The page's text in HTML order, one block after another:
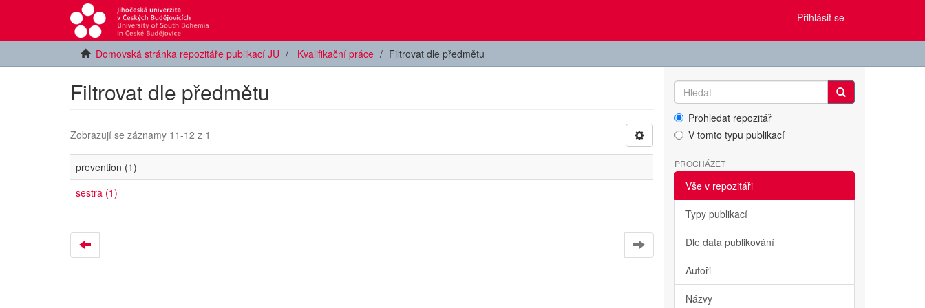
Přihlásit se
Domovská stránka repozitáře publikací JU Kvalifikační práce Filtrovat dle předmětu
Filtrovat dle předmětu
Zobrazují se záznamy 11-12 z 1
prevention (1)
sestra (1)
Prohledat repozitář
V tomto typu publikací
PROCHÁZET
Vše v repozitáři
Typy publikací
Dle data publikování
Autoři
Názvy